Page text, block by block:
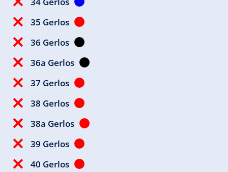
35 Gerlos
36 Gerlos
36a Gerlos
37 Gerlos
38 Gerlos
38a Gerlos
39 Gerlos
40 Gerlos